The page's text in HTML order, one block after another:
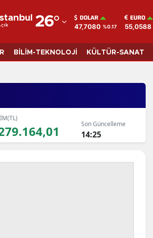
İstanbul 26°
Adana
Adıyaman
Amasya
Ankara
DOLAR
47,7080 %0.17
EURO
55,0588
BİLİM-TEKNOLOJİ KÜLTÜR-SANAT
Son Güncelleme
14:25